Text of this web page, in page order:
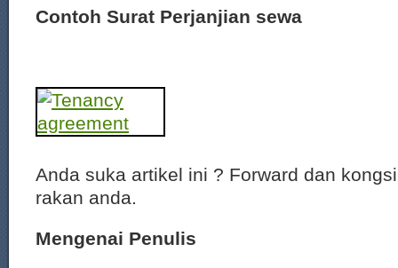
Contoh Surat Perjanjian sewa
Anda suka artikel ini ? Forward dan
rakan anda.
Mengenai Penulis